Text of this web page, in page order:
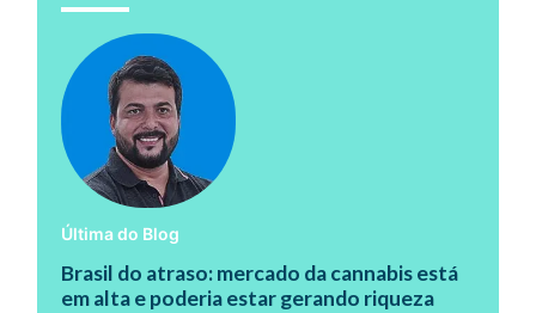
Última do Blog
Brasil do atraso: mercado da cannabis está
em alta e poderia estar gerando riqueza